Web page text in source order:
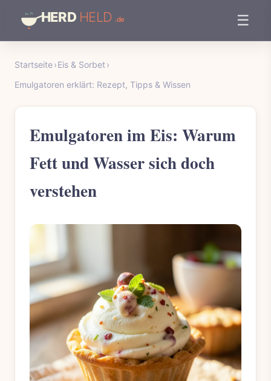
☰
Startseite›Eis & Sorbet›
Emulgatoren erklärt: Rezept, Tipps & Wissen
Emulgatoren im Eis: Warum
Fett und Wasser sich doch
verstehen